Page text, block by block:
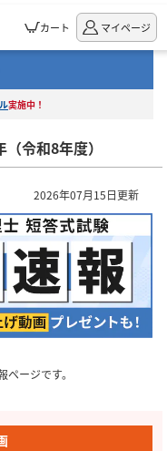
カート マイページ
実施中！
令和8年度）
2026年07月15日更新
ージです。